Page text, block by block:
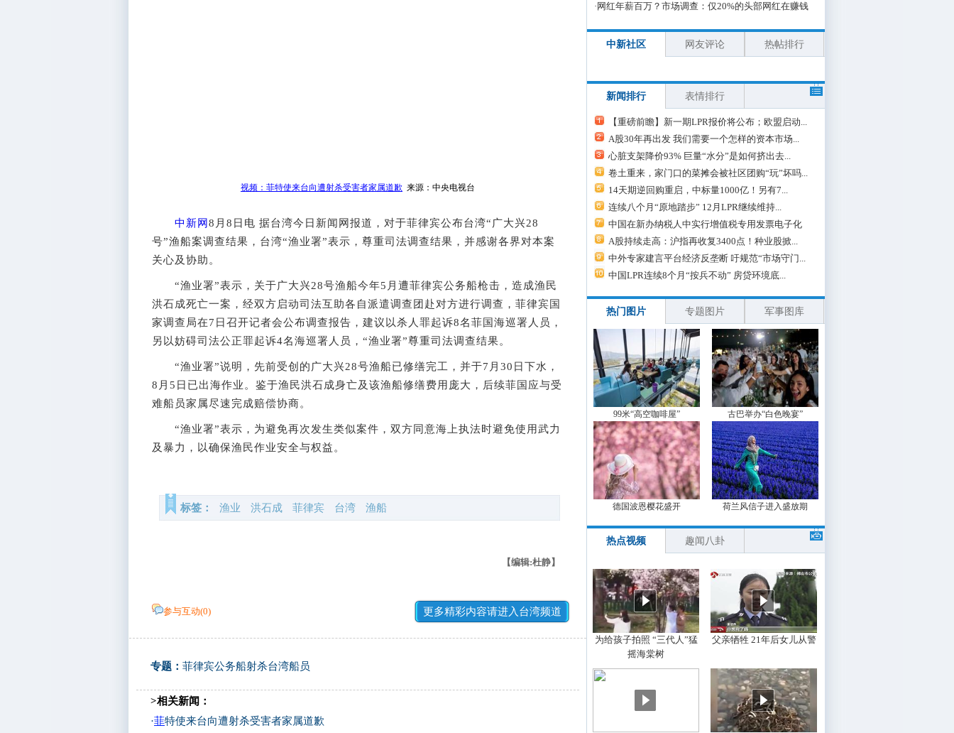
视频：菲特使来台向遭射杀受害者家属道歉来源：中央电视台
中新网 8月8日电 据台湾今日新闻网报道，对于菲律宾公布台湾“广大兴28
号”渔船案调查结果，台湾“渔业署”表示，尊重司法调查结果，并感谢各界对本案
关心及协助。
“渔业署”表示，关于广大兴28号渔船今年5月遭菲律宾公务船枪击，造成渔民
洪石成死亡一案，经双方启动司法互助各自派遣调查团赴对方进行调查，菲律宾国
家调查局在7日召开记者会公布调查报告，建议以杀人罪起诉8名菲国海巡署人员，
另以妨碍司法公正罪起诉4名海巡署人员，“渔业署”尊重司法调查结果。
“渔业署”说明，先前受创的广大兴28号渔船已修缮完工，并于7月30日下水，
8月5日已出海作业。鉴于渔民洪石成身亡及该渔船修缮费用庞大，后续菲国应与受
难船员家属尽速完成赔偿协商。
“渔业署”表示，为避免再次发生类似案件，双方同意海上执法时避免使用武力
及暴力，以确保渔民作业安全与权益。
标签： 渔业 洪石成 菲律宾 台湾 渔船
【编辑:杜静】
参与互动(0) 更多精彩内容请进入台湾频道
专题： 菲律宾公务船射杀台湾船员
>相关新闻：
·菲特使来台向遭射杀受害者家属道歉
· 网红年薪百万？市场调查：仅20%的头部网红在赚钱
中新社区 网友评论 热帖排行
新闻排行 表情排行
【重磅前瞻】新一期LPR报价将公布；欧盟启动...
A股30年再出发 我们需要一个怎样的资本市场...
心脏支架降价93% 巨量“水分”是如何挤出去...
卷土重来，家门口的菜摊会被社区团购“玩”坏吗...
14天期逆回购重启，中标量1000亿！另有7...
连续八个月“原地踏步” 12月LPR继续维持...
中国在新办纳税人中实行增值税专用发票电子化
A股持续走高：沪指再收复3400点！种业股掀...
中外专家建言平台经济反垄断 吁规范“市场守门...
中国LPR连续8个月“按兵不动” 房贷环境底...
热门图片 专题图片 军事图库
99米“高空咖啡屋” 古巴举办“白色晚宴”
德国波恩樱花盛开 荷兰风信子进入盛放期
热点视频 趣闻八卦
为给孩子拍照 “三代人”猛
摇海棠树
父亲牺牲 21年后女儿从警